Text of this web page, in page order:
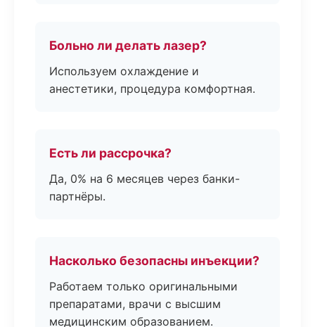
Больно ли делать лазер?
Используем охлаждение и
анестетики, процедура комфортная.
Есть ли рассрочка?
Да, 0% на 6 месяцев через банки-
партнёры.
Насколько безопасны инъекции?
Работаем только оригинальными
препаратами, врачи с высшим
медицинским образованием.